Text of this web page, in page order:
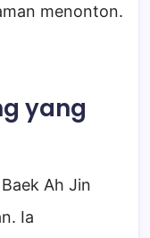
menonton.
yang
Ah Jin
Ia